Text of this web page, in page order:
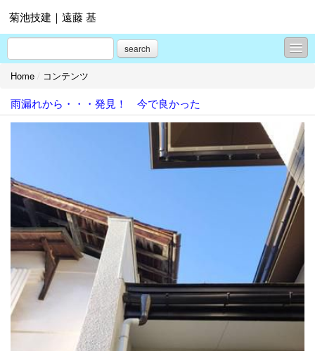
菊池技建｜遠藤 基
search
コンテンツ
プロフィール
Home / コンテンツ
雨漏れから・・・発見！ 今で良かった